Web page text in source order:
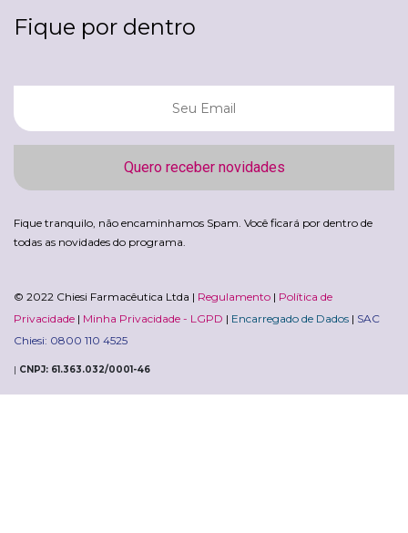
Fique por dentro
Quero receber novidades
Fique tranquilo, não encaminhamos Spam. Você ficará por dentro de
todas as novidades do programa.
© 2022 Chiesi Farmacêutica Ltda | Regulamento | Política de
Privacidade | Minha Privacidade - LGPD | Encarregado de Dados | SAC
Chiesi: 0800 110 4525
| CNPJ: 61.363.032/0001-46